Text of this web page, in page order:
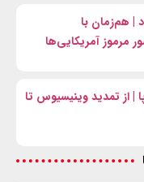
| هم‌زمان با
مرموز آمریکایی‌ها
| از تمدید وینیسیوس تا